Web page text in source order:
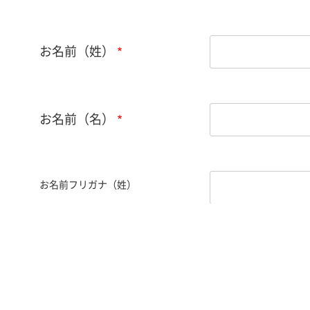
お名前（姓）
お名前（名）
お名前フリガナ（姓）